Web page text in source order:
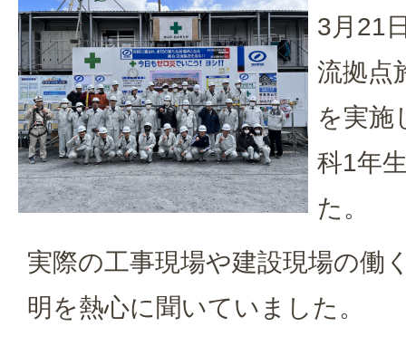
3月21
流拠点
を実施
科1年
た。
実際の工事現場や建設現場の働
明を熱心に聞いていました。